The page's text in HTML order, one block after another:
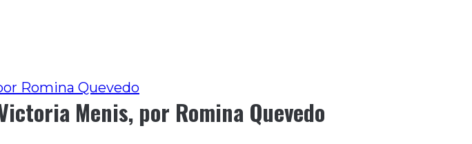
Romina Quevedo
Menis, por Romina Quevedo